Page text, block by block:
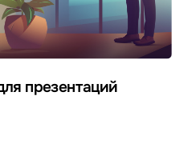
презентаций